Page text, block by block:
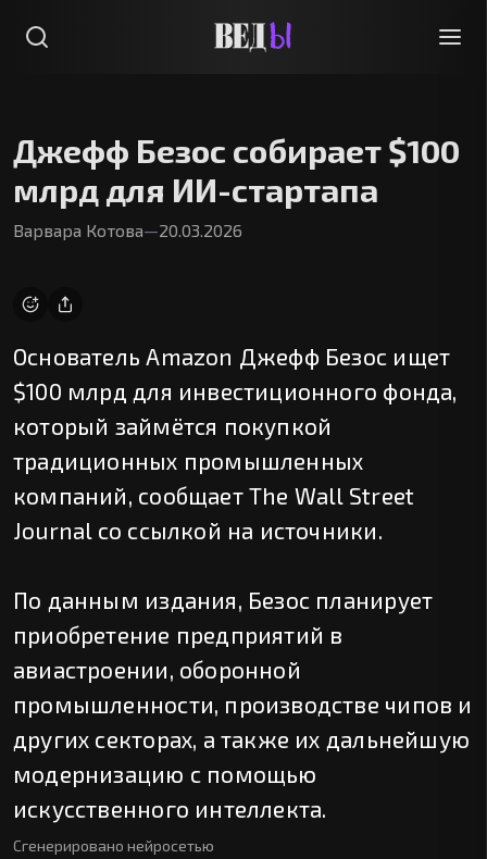
Джефф Безос собирает $100
млрд для ИИ-стартапа
Варвара Котова—20.03.2026
Основатель Amazon Джефф Безос ищет
$100 млрд для инвестиционного фонда,
который займётся покупкой
традиционных промышленных
компаний, сообщает The Wall Street
Journal со ссылкой на источники.
По данным издания, Безос планирует
приобретение предприятий в
авиастроении, оборонной
промышленности, производстве чипов и
других секторах, а также их дальнейшую
модернизацию с помощью
искусственного интеллекта.
Сгенерировано нейросетью